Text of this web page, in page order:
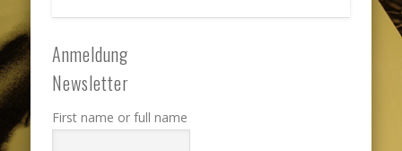
Anmeldung
Newsletter
First name or full name